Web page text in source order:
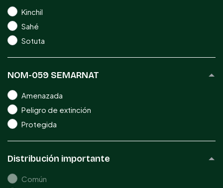
Kinchil
Sahé
Sotuta
NOM-059 SEMARNAT
Amenazada
Peligro de extinción
Protegida
Distribución importante
Común